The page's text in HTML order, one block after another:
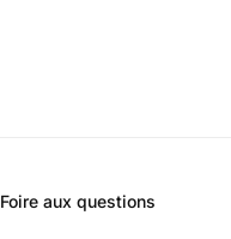
Foire aux questions